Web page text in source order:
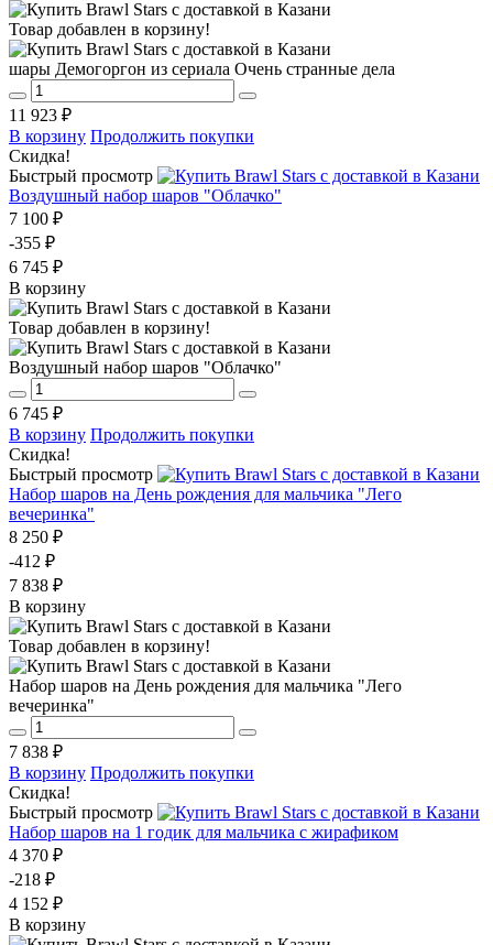
Товар добавлен в корзину!
шары Демогоргон из сериала Очень странные дела
11 923 ₽
В корзину Продолжить покупки
Скидка!
Быстрый просмотр
Воздушный набор шаров "Облачко"
7 100 ₽
-355 ₽
6 745 ₽
В корзину
Товар добавлен в корзину!
Воздушный набор шаров "Облачко"
6 745 ₽
В корзину Продолжить покупки
Скидка!
Быстрый просмотр
Набор шаров на День рождения для мальчика "Лего
вечеринка"
8 250 ₽
-412 ₽
7 838 ₽
В корзину
Товар добавлен в корзину!
Набор шаров на День рождения для мальчика "Лего
вечеринка"
7 838 ₽
В корзину Продолжить покупки
Скидка!
Быстрый просмотр
Набор шаров на 1 годик для мальчика с жирафиком
4 370 ₽
-218 ₽
4 152 ₽
В корзину